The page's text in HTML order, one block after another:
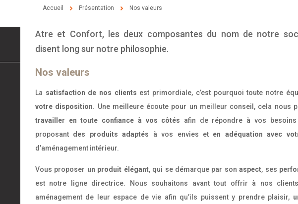
Accueil Présentation Nos valeurs
Atre et Confort, les deux composantes du nom de notre
disent long sur notre philosophie.
Nos valeurs
La satisfaction de nos clients est primordiale, c’est pourquoi toute notre
votre disposition. Une meilleure écoute pour un meilleur conseil, cela nous
travailler en toute confiance à vos côtés afin de répondre à vos
proposant des produits adaptés à vos envies et en adéquation avec
d’aménagement intérieur.
Vous proposer un produit élégant, qui se démarque par sonaspect, ses
est notre ligne directrice. Nous souhaitons avant tout offrir à nos
aménagement de leur espace de vie afin qu’ils puissent y prendre plaisir,